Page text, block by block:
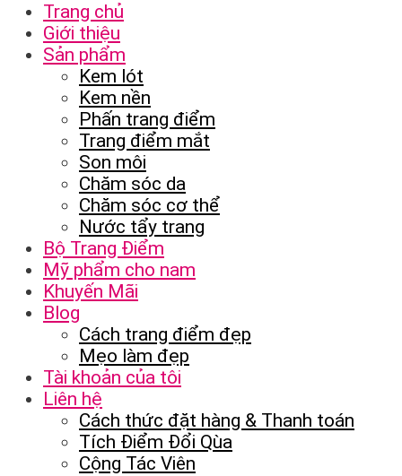
Trang chủ
Giới thiệu
Sản phẩm
Kem lót
Kem nền
Phấn trang điểm
Trang điểm mắt
Son môi
Chăm sóc da
Chăm sóc cơ thể
Nước tẩy trang
Bộ Trang Điểm
Mỹ phẩm cho nam
Khuyến Mãi
Blog
Cách trang điểm đẹp
Mẹo làm đẹp
Tài khoản của tôi
Liên hệ
Cách thức đặt hàng & Thanh toán
Tích Điểm Đổi Qùa
Cộng Tác Viên